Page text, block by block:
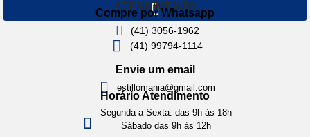
ATENDIMENTO
Compre por Whatsapp
(41) 3056-1962
(41) 99794-1114
Envie um email
estillomania@gmail.com
Horário Atendimento
Segunda a Sexta: das 9h às 18h
Sábado das 9h às 12h